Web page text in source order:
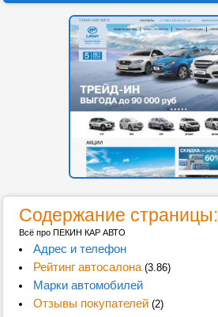
Содержание страницы:
Всё про ПЕКИН КАР АВТО
Адрес и телефон
Рейтинг автосалона(3.86)
Марки автомобилей
Отзывы покупателей(2)